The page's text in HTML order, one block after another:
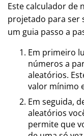
Este calculador de
projetado para ser
um guia passo a
Em primeiro
números a
aleatórios.
valor mínimo
Em seguida,
aleatórios
permite que